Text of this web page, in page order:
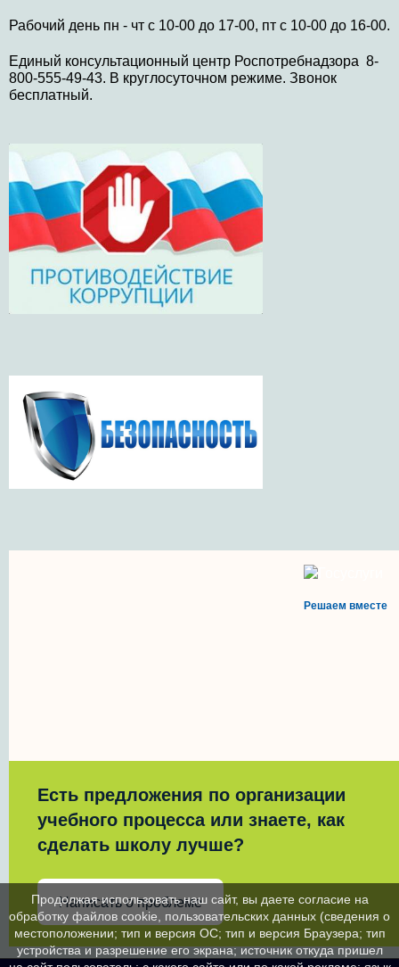
Рабочий день пн - чт с 10-00 до 17-00, пт с 10-00 до 16-00.
Единый консультационный центр Роспотребнадзора 8-
800-555-49-43. В круглосуточном режиме. Звонок
бесплатный.
Решаем вместе
Есть предложения по организации
учебного процесса или знаете, как
сделать школу лучше?
Написать о проблеме
Продолжая использовать наш сайт, вы даете согласие на
обработку файлов cookie, пользовательских данных (сведения о
местоположении; тип и версия ОС; тип и версия Браузера; тип
устройства и разрешение его экрана; источник откуда пришел